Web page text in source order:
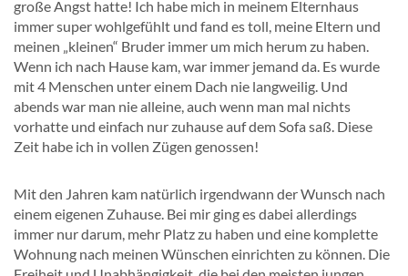
große Angst hatte! Ich habe mich in meinem Elternhaus
immer super wohlgefühlt und fand es toll, meine Eltern und
meinen „kleinen“ Bruder immer um mich herum zu haben.
Wenn ich nach Hause kam, war immer jemand da. Es wurde
mit 4 Menschen unter einem Dach nie langweilig. Und
abends war man nie alleine, auch wenn man mal nichts
vorhatte und einfach nur zuhause auf dem Sofa saß. Diese
Zeit habe ich in vollen Zügen genossen!
Mit den Jahren kam natürlich irgendwann der Wunsch nach
einem eigenen Zuhause. Bei mir ging es dabei allerdings
immer nur darum, mehr Platz zu haben und eine komplette
Wohnung nach meinen Wünschen einrichten zu können. Die